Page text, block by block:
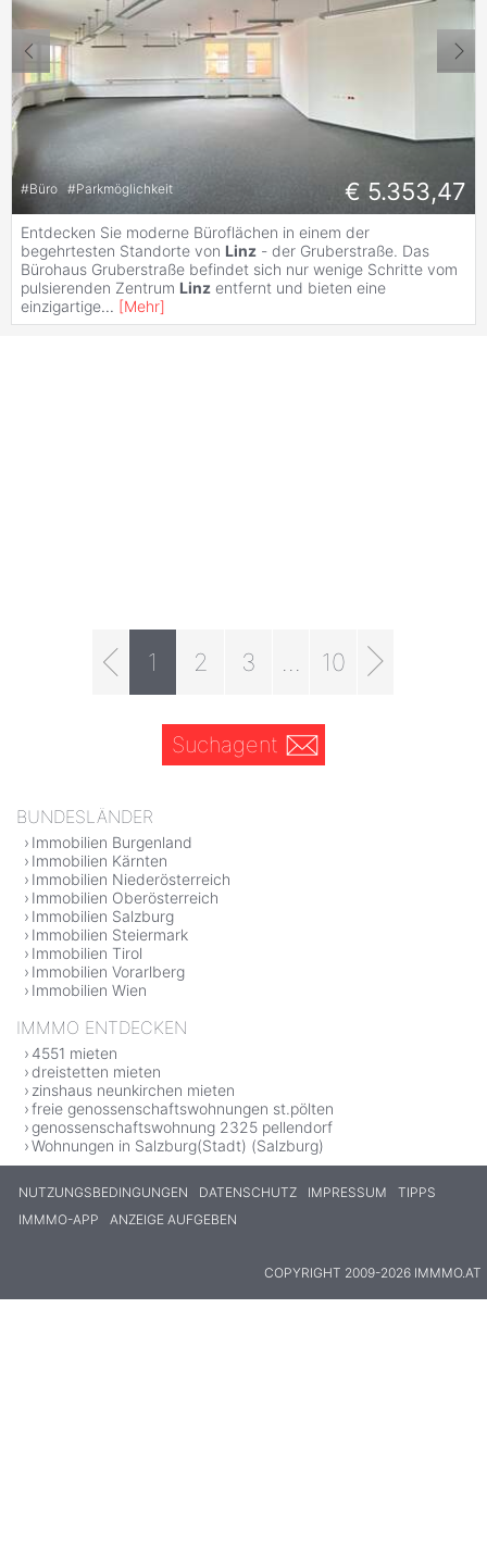
#Büro #Parkmöglichkeit € 5.353,47
Entdecken Sie moderne Büroflächen in einem der
begehrtesten Standorte von Linz - der Gruberstraße. Das
Bürohaus Gruberstraße befindet sich nur wenige Schritte vom
pulsierenden Zentrum Linz entfernt und bieten eine
einzigartige... [Mehr]
1 2 3 10
Suchagent
BUNDESLÄNDER
Immobilien Burgenland
Immobilien Kärnten
Immobilien Niederösterreich
Immobilien Oberösterreich
Immobilien Salzburg
Immobilien Steiermark
Immobilien Tirol
Immobilien Vorarlberg
Immobilien Wien
IMMMO ENTDECKEN
4551 mieten
dreistetten mieten
zinshaus neunkirchen mieten
freie genossenschaftswohnungen st.pölten
genossenschaftswohnung 2325 pellendorf
Wohnungen in Salzburg(Stadt) (Salzburg)
NUTZUNGSBEDINGUNGEN DATENSCHUTZ IMPRESSUM
TIPPS
IMMMO-APP
ANZEIGE AUFGEBEN
COPYRIGHT 2009-2026 IMMMO.AT